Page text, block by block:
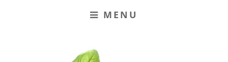
MENU